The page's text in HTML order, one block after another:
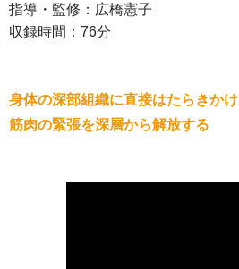
指導・監修：広橋憲子
収録時間：76分
身体の深部組織に直接はたらきかけ
筋肉の緊張を深層から解放する